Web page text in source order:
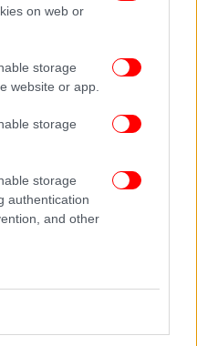
on web or
storage
website or app.
storage
storage
authentication
and other
με τοπικές
και βόρεια.